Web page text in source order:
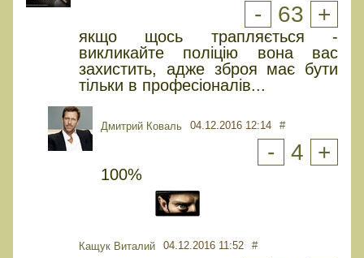
- 63 +
якщо щось трапляється -
викликайте поліцію вона вас
захистить, адже зброя має бути
тільки в професіоналів...
Дмитрий Коваль 04.12.2016 12:14 #
- 4 +
100%
Кащук Виталий 04.12.2016 11:52 #